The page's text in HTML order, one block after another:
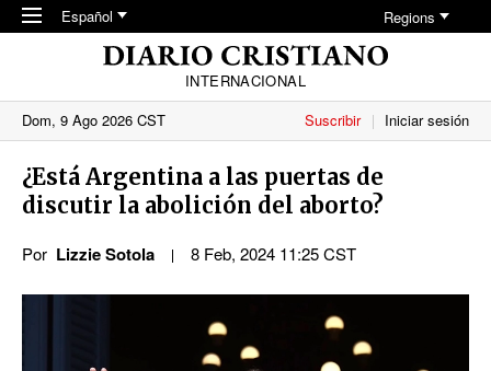
Skip to main content
Español Regions
INTERNACIONAL
Dom, 9 Ago 2026 CST
Suscribir Iniciar sesión
¿Está Argentina a las puertas de
discutir la abolición del aborto?
Por Lizzie Sotola 8 Feb, 2024 11:25 CST